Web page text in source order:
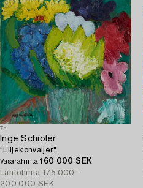
71
Inge Schiöler
"Liljekonvaljer".
Vasarahinta160 000 SEK
Lähtöhinta 175 000 -
200 000 SEK